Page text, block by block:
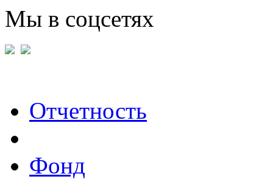
Мы в соцсетях
Отчетность
Фонд